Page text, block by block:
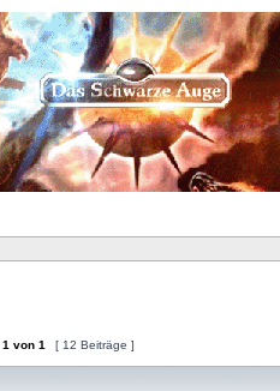
1 von 1 [ 12 Beiträge ]